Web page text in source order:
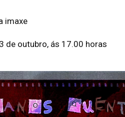
imaxe
de outubro, ás 17.00 horas